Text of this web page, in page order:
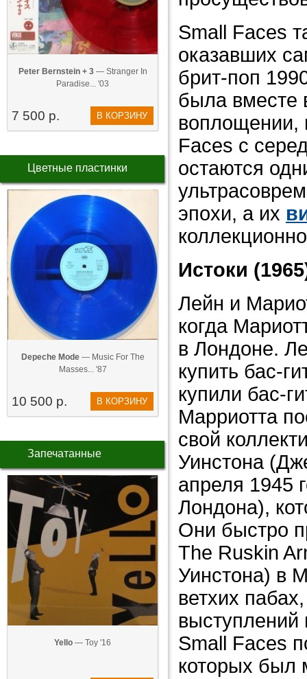
Peter Bernstein + 3— Stranger In
Paradise... '03
7 500 р. В КОРЗИНУ
Цветные пластинки
Depeche Mode— Music For The
Masses... '87
10 500 р. В КОРЗИНУ
Запечатанные
Yello — Toy '16
Small Faces
оказавших
брит-поп
была вместе
воплощении,
Faces с
остаются
эпохи, а их
Истоки
Лейн и
когда
в Лондоне.
купить бас-
купили бас-
Марриотта
свой
Уинстона
апреля 1945
Лондона),
Они быстро
The Ruskin
Уинстона) в
ветхих
выступлений
Small Faces
которых был